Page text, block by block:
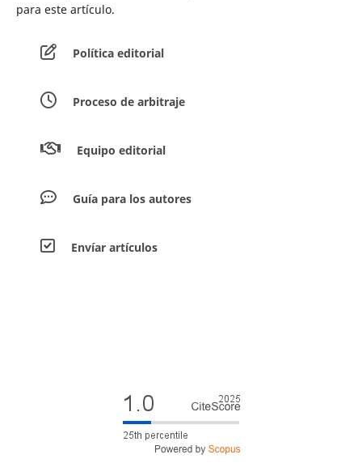
para este artículo.
Política editorial
Proceso de arbitraje
Equipo editorial
Guía para los autores
Envíar artículos